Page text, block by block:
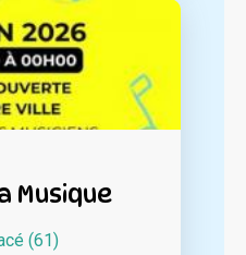
Musique
(61)